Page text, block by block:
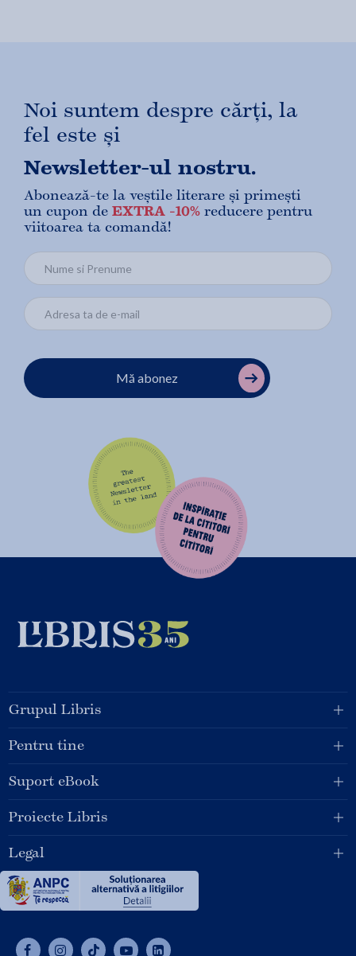
Noi suntem despre cărți, la
fel este și
Newsletter-ul nostru.
Abonează-te la veștile literare și primești
un cupon de EXTRA -10% reducere pentru
viitoarea ta comandă!
Mă abonez
Grupul Libris
Pentru tine
Suport eBook
Proiecte Libris
Legal